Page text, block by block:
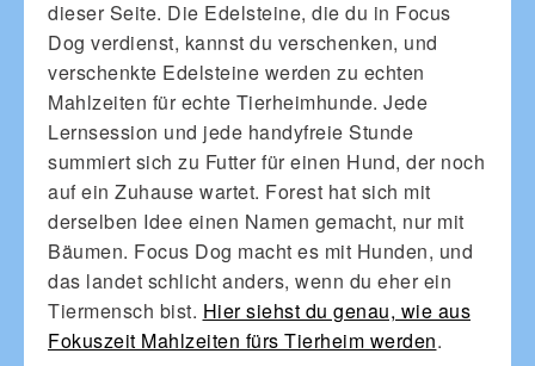
dieser Seite. Die Edelsteine, die du in Focus
Dog verdienst, kannst du verschenken, und
verschenkte Edelsteine werden zu echten
Mahlzeiten für echte Tierheimhunde. Jede
Lernsession und jede handyfreie Stunde
summiert sich zu Futter für einen Hund, der noch
auf ein Zuhause wartet. Forest hat sich mit
derselben Idee einen Namen gemacht, nur mit
Bäumen. Focus Dog macht es mit Hunden, und
das landet schlicht anders, wenn du eher ein
Tiermensch bist. Hier siehst du genau, wie aus
Fokuszeit Mahlzeiten fürs Tierheim werden.